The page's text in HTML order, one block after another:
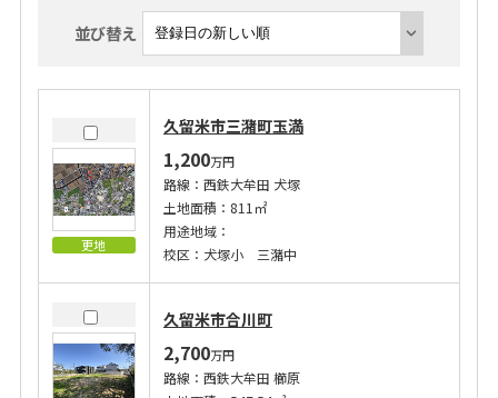
並び替え
更地
久留米市三潴町玉満
1,200万円
路線：西鉄大牟田 犬塚
土地面積：811㎡
用途地域：
校区：犬塚小 三潴中
久留米市合川町
2,700万円
路線：西鉄大牟田 櫛原